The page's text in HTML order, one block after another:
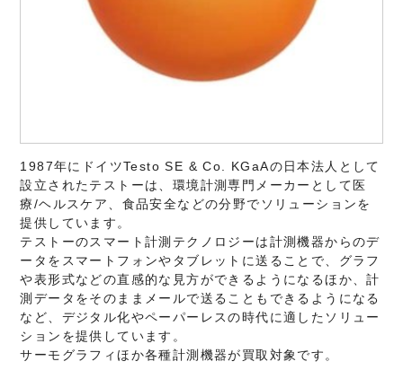
1987年にドイツTesto SE & Co. KGaAの日本法人として
設立されたテストーは、環境計測専門メーカーとして医
療/ヘルスケア、食品安全などの分野でソリューションを
提供しています。
テストーのスマート計測テクノロジーは計測機器からのデ
ータをスマートフォンやタブレットに送ることで、グラフ
や表形式などの直感的な見方ができるようになるほか、計
測データをそのままメールで送ることもできるようになる
など、デジタル化やペーパーレスの時代に適したソリュー
ションを提供しています。
サーモグラフィほか各種計測機器が買取対象です。